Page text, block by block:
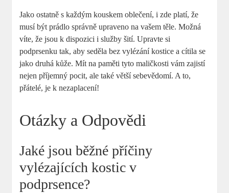
Jako ostatně s každým kouskem oblečení, i zde platí, že
musí být prádlo správně upraveno na vašem těle. Možná
víte, že jsou k dispozici i služby šití. Upravte si
podprsenku tak, aby seděla bez vylézání kostice a cítila se
jako druhá kůže. Mít na paměti tyto maličkosti vám zajistí
nejen příjemný pocit, ale také větší sebevědomí. A to,
přátelé, je k nezaplacení!
Otázky a Odpovědi
Jaké jsou běžné příčiny
vylézajících kostic v
podprsence?